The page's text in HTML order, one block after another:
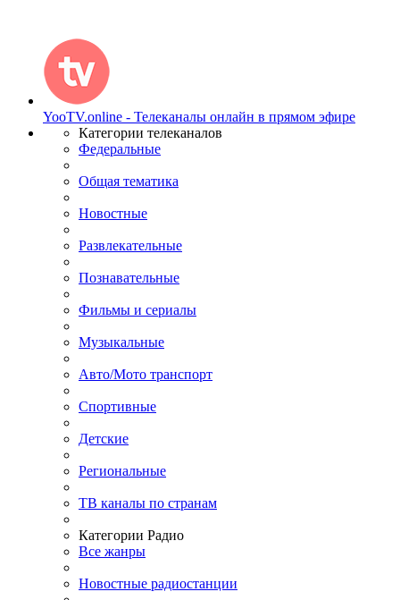
YooTV.online - Телеканалы онлайн в прямом эфире
Категории телеканалов
Федеральные
Общая тематика
Новостные
Развлекательные
Познавательные
Фильмы и сериалы
Музыкальные
Авто/Мото транспорт
Спортивные
Детские
Региональные
ТВ каналы по странам
Категории Радио
Все жанры
Новостные радиостанции